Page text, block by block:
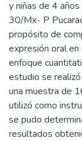
y niñas de 4
30/Mx- P
propósito de
expresión oral
enfoque
estudio se
una muestra de
utilizó como
se pudo
resultados